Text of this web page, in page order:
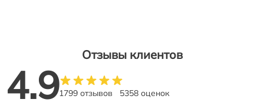
Отзывы клиентов
4.91799 отзывов 5358 оценок